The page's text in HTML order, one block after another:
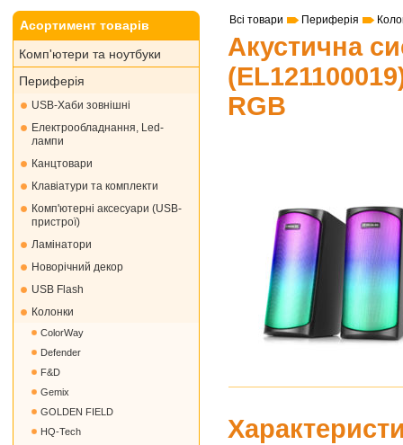
Асортимент товарів
Комп'ютери та ноутбуки
Периферія
USB-Хаби зовнішні
Електрообладнання, Led-
лампи
Канцтовари
Клавіатури та комплекти
Комп'ютерні аксесуари (USB-
пристрої)
Ламінатори
Новорічний декор
USB Flash
Колонки
ColorWay
Defender
F&D
Gemix
GOLDEN FIELD
HQ-Tech
Всі товари Периферія
Акустична
RGB